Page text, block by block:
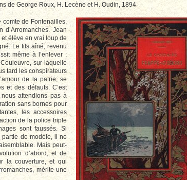
de George Roux, H. Lecène et H. Oudin, 1894
de Fontenailles,
Jean
et élève en vrai loup de
Le fils aîné, revenu
même à l’enlever ;
sur laquelle
tard les conspirateurs
de la patrie, se
et des défauts. C’est
attendions pas à
sans bornes pour
les accessoires
de la police triple
sont faussés. Si
partie de modèle, il ne
Mais peut-
d’abord, et de
la couverture, et qui
mérite une